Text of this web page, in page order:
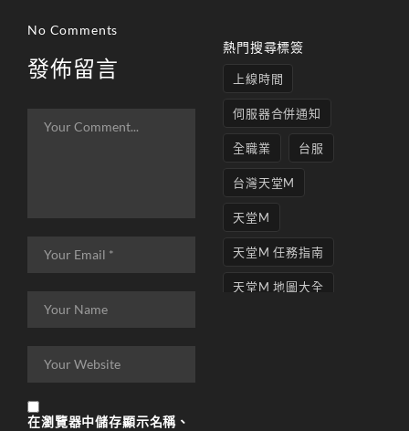
No Comments
發佈留言
在瀏覽器中儲存顯示名稱、
熱門搜尋標簽
上線時間
伺服器合併通知
全職業 台服
台灣天堂M
天堂M
天堂M 任務指南
天堂M 地圖大全